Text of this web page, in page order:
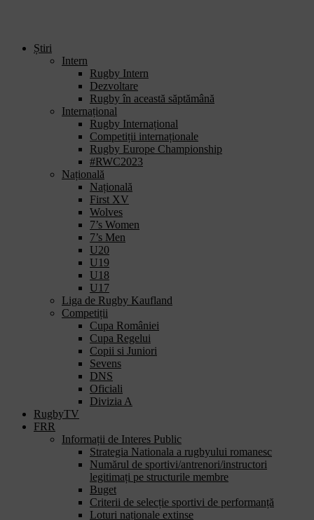
Știri
Intern
Rugby Intern
Dezvoltare
Rugby în această săptămână
Internațional
Rugby Internațional
Competiții internaționale
Rugby Europe Championship
#RWC2023
Națională
Națională
First XV
Wolves
7’s Women
7’s Men
U20
U19
U18
U17
Liga de Rugby Kaufland
Competiții
Cupa României
Cupa Regelui
Copii si Juniori
Sevens
DNS
Oficiali
Divizia A
RugbyTV
FRR
Informații de Interes Public
Strategia Nationala a rugbyului romanesc
Numărul de sportivi/antrenori/instructori
legitimați pe structurile membre
Buget
Criterii de selecție sportivi de performanță
Loturi naționale extinse